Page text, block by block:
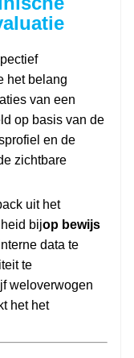
het belang
van een
op basis van de
en de
zichtbare
uit het
bijop bewijs
data te
te
weloverwogen
het het